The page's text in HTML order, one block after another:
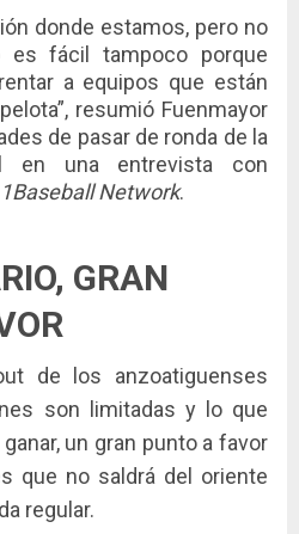
donde estamos, pero no
es fácil tampoco porque
a equipos que están
resumió Fuenmayor
de pasar de ronda de la
en una entrevista con
1Baseball Network.
GRAN
de los anzoatiguenses
son limitadas y lo que
un gran punto a favor
que no saldrá del oriente
regular.